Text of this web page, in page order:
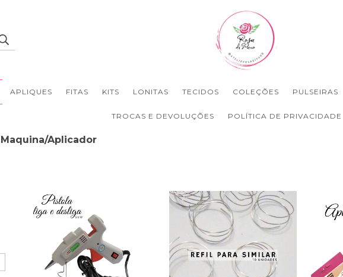
APLIQUES FITAS KITS LONITAS TECIDOS COLEÇÕES PULSEIRAS
TROCAS E DEVOLUÇÕES POLÍTICA DE PRIVACIDADE
Maquina/Aplicador